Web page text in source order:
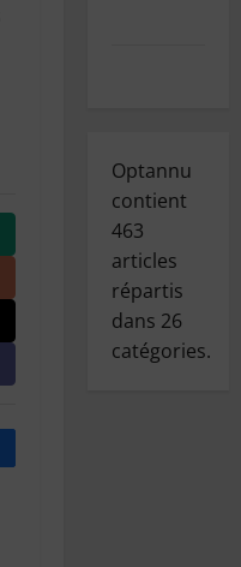
Optannu
contient
463
articles
répartis
dans 26
catégories.